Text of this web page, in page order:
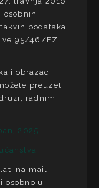
osobnih
podataka
95/46/EZ
i obrazac
preuzeti
radnim
2025
na mail
osobno u